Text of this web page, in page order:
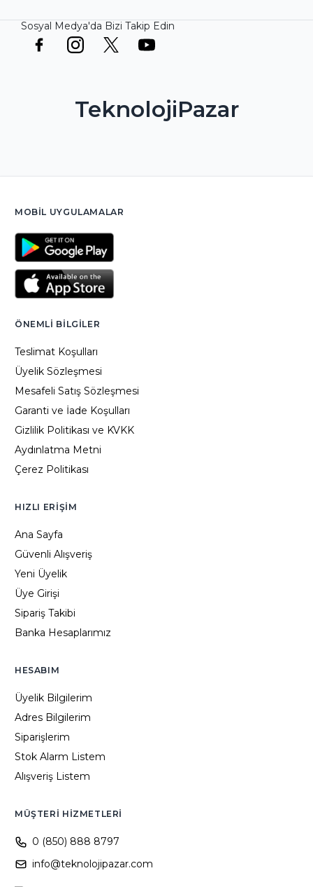
Sosyal Medya'da Bizi Takip Edin
TeknolojiPazar
MOBIL UYGULAMALAR
ÖNEMLI BILGILER
Teslimat Koşulları
Üyelik Sözleşmesi
Mesafeli Satış Sözleşmesi
Garanti ve İade Koşulları
Gizlilik Politikası ve KVKK
Aydınlatma Metni
Çerez Politikası
HIZLI ERIŞIM
Ana Sayfa
Güvenli Alışveriş
Yeni Üyelik
Üye Girişi
Sipariş Takibi
Banka Hesaplarımız
HESABIM
Üyelik Bilgilerim
Adres Bilgilerim
Siparişlerim
Stok Alarm Listem
Alışveriş Listem
MÜŞTERI HIZMETLERI
0 (850) 888 8797
info@teknolojipazar.com